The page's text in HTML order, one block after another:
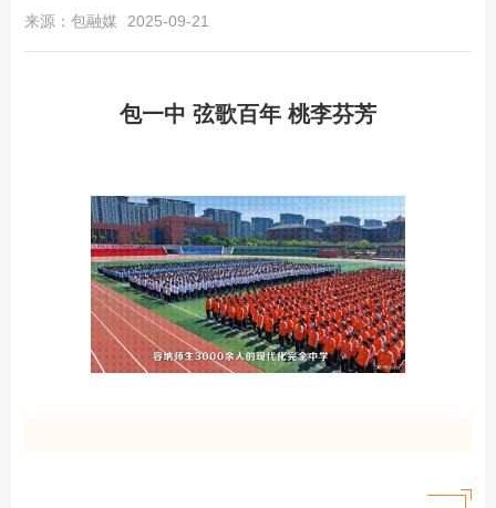
来源：包融媒 2025-09-21
包一中 弦歌百年 桃李芬芳